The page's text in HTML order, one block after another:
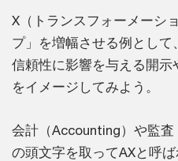
X（トランスフォーメーシ
プ」を増幅させる例とし
信頼性に影響を与える開示
をイメージしてみよう。
会計（Accounting）や監
の頭文字を取ってAXと呼